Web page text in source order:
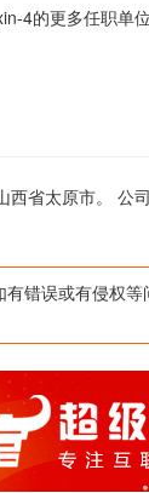
4的更多任职单位
省太原市。
有错误或有侵权等